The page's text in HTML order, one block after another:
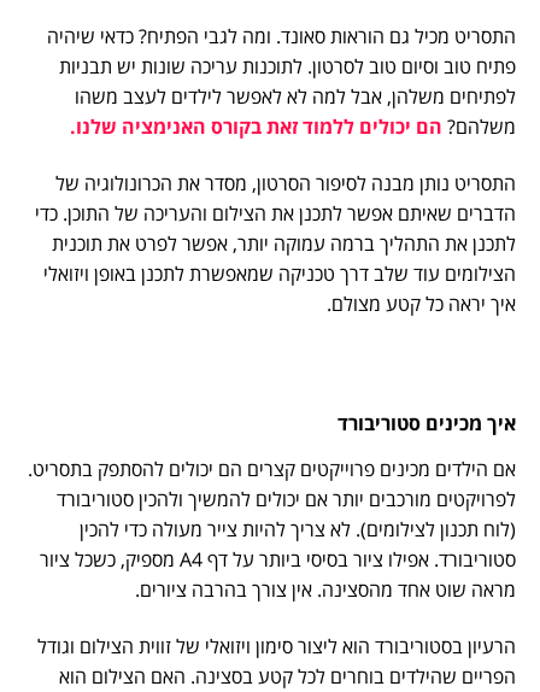
התסריט מכיל גם הוראות סאונד. ומה לגבי הפתיח? כדאי שיהיה
פתיח טוב וסיום טוב לסרטון. לתוכנות עריכה שונות יש תבניות
לפתיחים משלהן, אבל למה לא לאפשר לילדים לעצב משהו
משלהם? הם יכולים ללמוד זאת בקורס האנימציה שלנו.
התסריט נותן מבנה לסיפור הסרטון, מסדר את הכרונולוגיה של
הדברים שאיתם אפשר לתכנן את הצילום והעריכה של התוכן. כדי
לתכנן את התהליך ברמה עמוקה יותר, אפשר לפרט את תוכנית
הצילומים עוד שלב דרך טכניקה שמאפשרת לתכנן באופן ויזואלי
איך יראה כל קטע מצולם.
איך מכינים סטוריבורד
אם הילדים מכינים פרוייקטים קצרים הם יכולים להסתפק בתסריט.
לפרויקטים מורכבים יותר אם יכולים להמשיך ולהכין סטוריבורד
(לוח תכנון לצילומים). לא צריך להיות צייר מעולה כדי להכין
סטוריבורד. אפילו ציור בסיסי ביותר על דף A4 מספיק, כשכל ציור
מראה שוט אחד מהסצינה. אין צורך בהרבה ציורים.
הרעיון בסטוריבורד הוא ליצור סימון ויזואלי של זווית הצילום וגודל
הפריים שהילדים בוחרים לכל קטע בסצינה. האם הצילום הוא